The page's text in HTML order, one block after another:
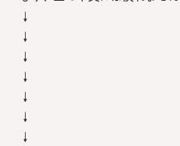
↓
↓
↓
↓
↓
↓
↓